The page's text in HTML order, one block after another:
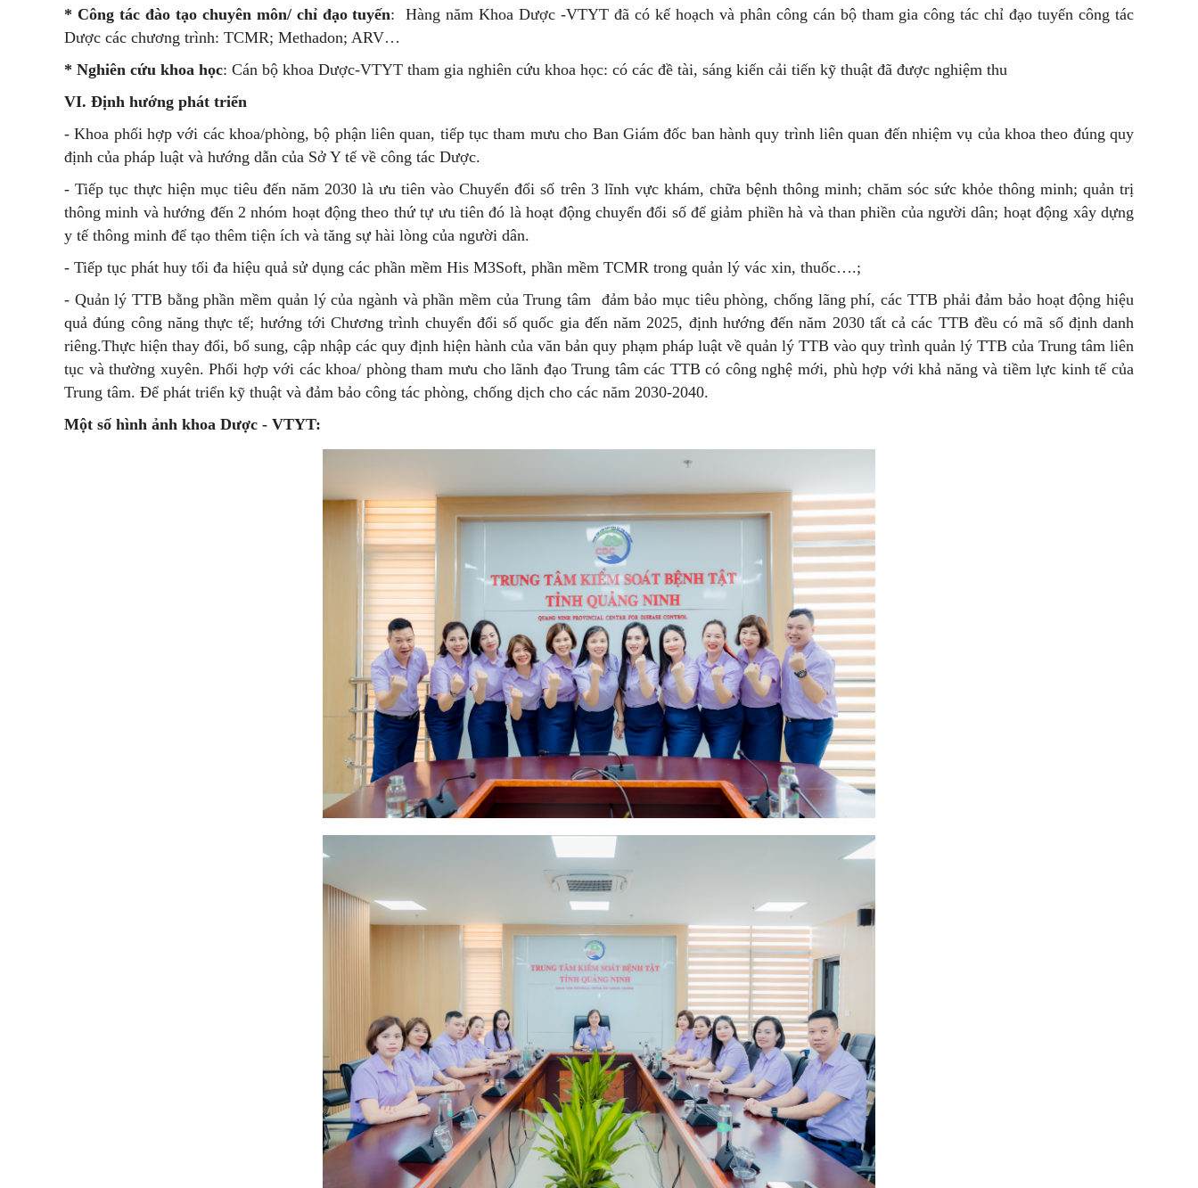
* Công tác đào tạo chuyên môn/ chỉ đạo tuyến:
Hàng năm Khoa Dược -VTYT đã có kế hoạch và phân công cán bộ tham gia công tác chỉ đạo tuyến công tác
Dược các chương trình: TCMR; Methadon; ARV…
* Nghiên cứu khoa học: Cán bộ khoa Dược-VTYT tham gia nghiên cứu khoa học: có các đề tài, sáng kiến cải tiến kỹ thuật đã được nghiệm thu
VI. Định hướng phát triển
- Khoa phối hợp với các khoa/phòng, bộ phận liên quan, tiếp tục tham mưu cho Ban Giám đốc ban hành quy trình liên quan đến nhiệm vụ của khoa theo đúng quy
định của pháp luật và hướng dẫn của Sở Y tế về công tác Dược.
- Tiếp tục thực hiện mục tiêu đến năm 2030 là ưu tiên vào Chuyển đổi số trên 3 lĩnh vực khám, chữa bệnh thông minh; chăm sóc sức khỏe thông minh; quản trị
thông minh và hướng đến 2 nhóm hoạt động theo thứ tự ưu tiên đó là hoạt động chuyển đổi số để giảm phiền hà và than phiền của người dân; hoạt động xây dựng
y tế thông minh để tạo thêm tiện ích và tăng sự hài lòng của người dân.
- Tiếp tục phát huy tối đa hiệu quả sử dụng các phần mềm His M3Soft, phần mềm TCMR trong quản lý vác xin, thuốc….;
- Quản lý TTB bằng phần mềm quản lý của ngành và phần mềm của Trung tâm đảm bảo mục tiêu phòng, chống lãng phí, các TTB phải đảm bảo hoạt động hiệu
quả đúng công năng thực tế; hướng tới Chương trình chuyển đổi số quốc gia đến năm 2025, định hướng đến năm 2030 tất cả các TTB đều có mã số định danh
riêng.Thực hiện thay đổi, bổ sung, cập nhập các quy định hiện hành của văn bản quy phạm pháp luật về quản lý TTB vào quy trình quản lý TTB của Trung tâm liên
tục và thường xuyên. Phối hợp với các khoa/ phòng tham mưu cho lãnh đạo Trung tâm các TTB có công nghệ mới, phù hợp với khả năng và tiềm lực kinh tế của
Trung tâm. Để phát triển kỹ thuật và đảm bảo công tác phòng, chống dịch cho các năm 2030-2040.
Một số hình ảnh khoa Dược - VTYT: